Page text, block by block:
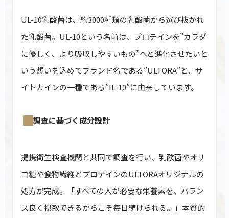
UL-10乳酸菌は、約3000種類の乳酸菌から選び抜かれ
た乳酸菌。UL-10という名前は、プロテインを”カラダ
に優しく、より吸収しやすいもの”へと進化させたいと
いう想いを込めてブランド名である”ULTORA”と、サ
イトカインの一種である”IL-10”に由来しています。
調査に基づく成分設計
提携衛生検査機関と共同で調査を行い、乳酸菌やオリ
ゴ糖や食物繊維とプロテインのULTORAオリジナルの
処方が完成。「すべての人が必要な栄養素を、バラン
ス良く摂取できるからこそ毎日続けられる。」本質的